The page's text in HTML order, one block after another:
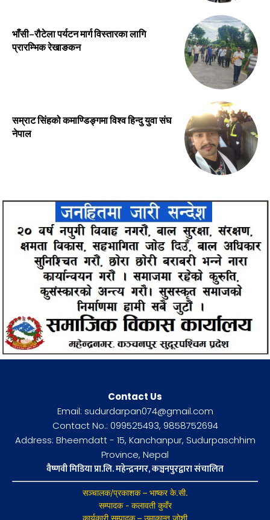
भाँसी–रौटेला पर्यटन मार्ग विस्तारका लागि
प्रारम्भिक रेखाङकन
सम्राट सिंहको कमाण्डिङ्गमा विश्व हिन्दु युवा संघ
नेपाल
Contact Us
Email: sudurdarpan074@gmail.com
Contact No.: 099525493, 9858752694
Address: Bheemdatt - 15, Kanchanpur, Sudurpaschhim
Province, Nepal
वैष्णवी मिडिया प्रा.लि. महेन्द्रनगर, कञ्चनपुरद्वारा संचालित
सञ्चालक/प्रकाशक – भाष्कर के.सी.
सम्पादक - कलावती कुवँर
कार्यकारी सम्पादक – उमाकान्त जोशी